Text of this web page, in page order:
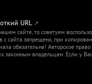
URL ↗
сайте, то советуем
сайта запрещено, при
обязательна! Авторское
законным владельцам. Если у